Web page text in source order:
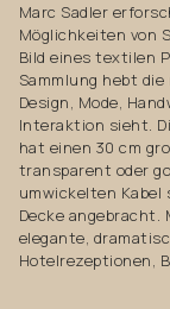
Marc Sadler
Möglichkeiten von
Bild eines textilen
Sammlung hebt
Design, Mode,
Interaktion sieht.
hat einen 30 cm
transparent oder
umwickelten Kabel
Decke angebracht.
elegante,
Hotelrezeptionen,